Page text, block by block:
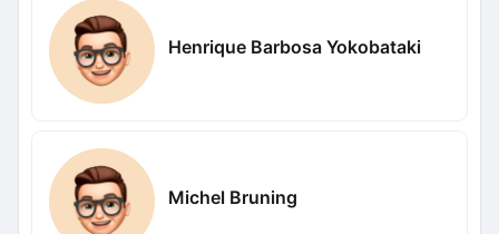
Henrique Barbosa Yokobataki
Michel Bruning